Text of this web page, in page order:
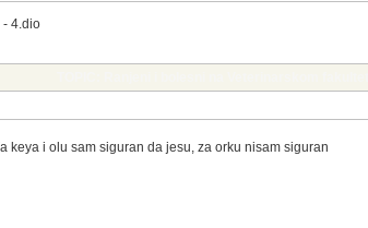
- 4.dio
keya i olu sam siguran da jesu, za orku nisam siguran